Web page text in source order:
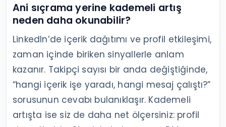
Ani sıçrama yerine kademeli artış
neden daha okunabilir?
LinkedIn’de içerik dağıtımı ve profil etkileşimi,
zaman içinde biriken sinyallerle anlam
kazanır. Takipçi sayısı bir anda değiştiğinde,
“hangi içerik işe yaradı, hangi mesaj çalıştı?”
sorusunun cevabı bulanıklaşır. Kademeli
artışta ise siz de daha net ölçersiniz: profil